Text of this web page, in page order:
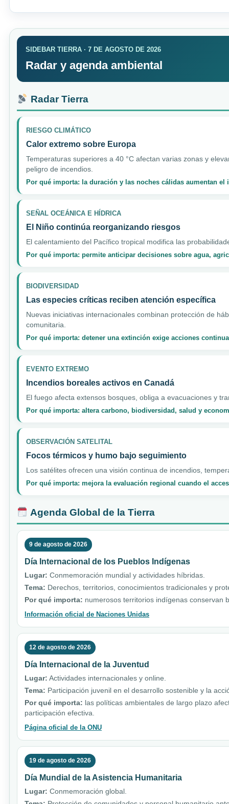
SIDEBAR TIERRA · 7 DE AGOSTO DE 2026
Radar y agenda ambiental
Radar Tierra
RIESGO CLIMÁTICO
Calor extremo sobre Europa
Temperaturas superiores a 40 °C afectan varias zonas y
peligro de incendios.
Por qué importa: la duración y las noches cálidas aumentan el
SEÑAL OCEÁNICA E HÍDRICA
El Niño continúa reorganizando riesgos
El calentamiento del Pacífico tropical modifica las
Por qué importa: permite anticipar decisiones sobre agua,
BIODIVERSIDAD
Las especies críticas reciben atención específica
Nuevas iniciativas internacionales combinan protección de
comunitaria.
Por qué importa: detener una extinción exige acciones
EVENTO EXTREMO
Incendios boreales activos en Canadá
El fuego afecta extensos bosques, obliga a evacuaciones y
Por qué importa: altera carbono, biodiversidad, salud y
OBSERVACIÓN SATELITAL
Focos térmicos y humo bajo seguimiento
Los satélites ofrecen una visión continua de incendios,
Por qué importa: mejora la evaluación regional cuando el
Agenda Global de la Tierra
9 de agosto de 2026
Día Internacional de los Pueblos Indígenas
Lugar: Conmemoración mundial y actividades híbridas.
Tema: Derechos, territorios, conocimientos tradicionales y
Por qué importa: numerosos territorios indígenas conservan
Información oficial de Naciones Unidas
12 de agosto de 2026
Día Internacional de la Juventud
Lugar: Actividades internacionales y online.
Tema: Participación juvenil en el desarrollo sostenible y la
Por qué importa: las políticas ambientales de largo plazo
participación efectiva.
Página oficial de la ONU
19 de agosto de 2026
Día Mundial de la Asistencia Humanitaria
Lugar: Conmemoración global.